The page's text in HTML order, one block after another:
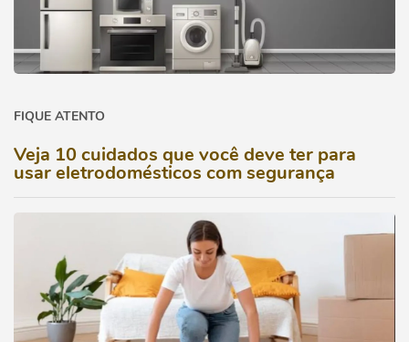
FIQUE ATENTO
Veja 10 cuidados que você deve ter para
usar eletrodomésticos com segurança